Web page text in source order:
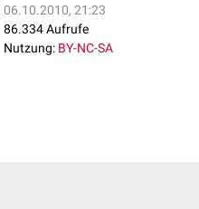
06.10.2010, 21:23
86.334 Aufrufe
Nutzung: BY-NC-SA